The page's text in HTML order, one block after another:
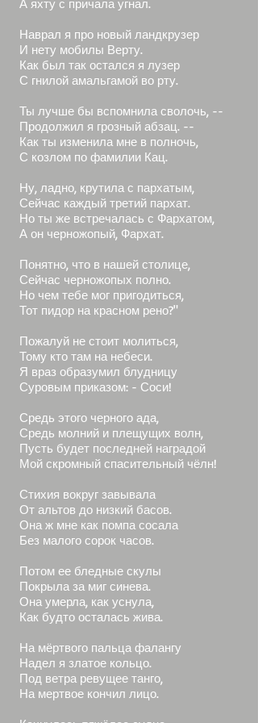
А яхту с причала угнал.
Наврал я про новый ландкрузер
И нету мобилы Верту.
Как был так остался я лузер
С гнилой амальгамой во рту.
Ты лучше бы вспомнила сволочь, --
Продолжил я грозный абзац. --
Как ты изменила мне в полночь,
С козлом по фамилии Кац.
Ну, ладно, крутила с пархатым,
Сейчас каждый третий пархат.
Но ты же встречалась с Фархатом,
А он черножопый, Фархат.
Понятно, что в нашей столице,
Сейчас черножопых полно.
Но чем тебе мог пригодиться,
Тот пидор на красном рено?"
Пожалуй не стоит молиться,
Тому кто там на небеси.
Я враз образумил блудницу
Суровым приказом: - Соси!
Средь этого черного ада,
Средь молний и плещущих волн,
Пусть будет последней наградой
Мой скромный спасительный чёлн!
Стихия вокруг завывала
От альтов до низкий басов.
Она ж мне как помпа сосала
Без малого сорок часов.
Потом ее бледные скулы
Покрыла за миг синева.
Она умерла, как уснула,
Как будто осталась жива.
На мёртвого пальца фалангу
Надел я златое кольцо.
Под ветра ревущее танго,
На мертвое кончил лицо.